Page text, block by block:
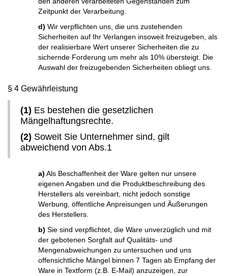
Zeitpunkt der Verarbeitung.
d) Wir verpflichten uns, die uns zustehenden
Sicherheiten auf Ihr Verlangen insoweit freizugeben, als
der realisierbare Wert unserer Sicherheiten die zu
sichernde Forderung um mehr als 10% übersteigt. Die
Auswahl der freizugebenden Sicherheiten obliegt uns.
§ 4 Gewährleistung
(1) Es bestehen die gesetzlichen
Mängelhaftungsrechte.
(2) Soweit Sie Unternehmer sind, gilt
abweichend von Abs.1
a) Als Beschaffenheit der Ware gelten nur unsere
eigenen Angaben und die Produktbeschreibung des
Herstellers als vereinbart, nicht jedoch sonstige
Werbung, öffentliche Anpreisungen und Äußerungen
des Herstellers.
b) Sie sind verpflichtet, die Ware unverzüglich und mit
der gebotenen Sorgfalt auf Qualitäts- und
Mengenabweichungen zu untersuchen und uns
offensichtliche Mängel binnen 7 Tagen ab Empfang der
Ware in Textform (z.B. E-Mail) anzuzeigen, zur